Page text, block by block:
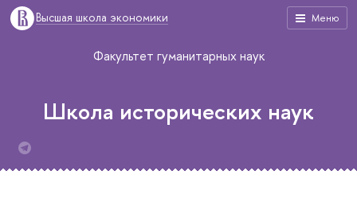
Меню
Высшая школа экономики
Факультет гуманитарных наук
Школа исторических наук